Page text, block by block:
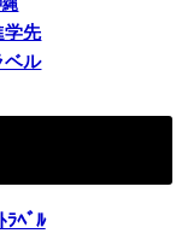
先
ベル
ﾗﾍﾞﾙ